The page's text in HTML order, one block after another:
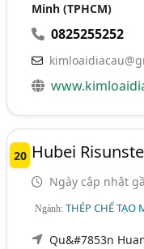
Minh (TPHCM)
0825255252
20 Hubei
Ngày cập nhật
Ngành:THÉP CHẾ TẠO
Qu&#7853n